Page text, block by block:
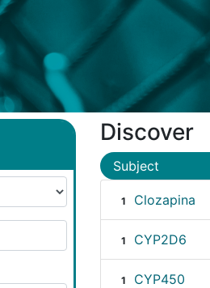
Discover
Subject
1 Clozapina
1 CYP2D6
1 CYP450